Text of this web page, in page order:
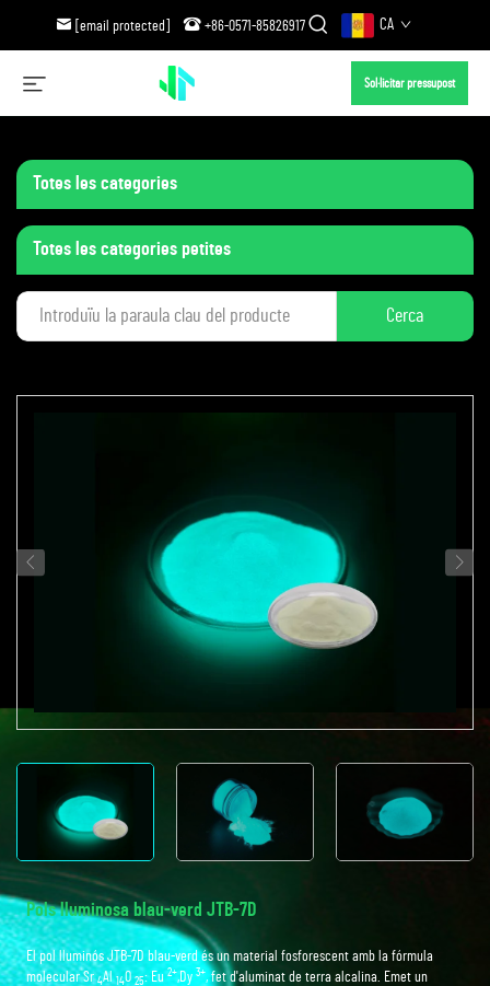
[email protected] +86-0571-85826917 CA
Sol·licitar pressupost
Totes les categories
Totes les categories petites
Cerca
Pols lluminosa blau-verd JTB-7D
El pol lluminós JTB-7D blau-verd és un material fosforescent amb la fórmula
molecular Sr4Al14O 25: Eu2+,Dy 3+, fet d'aluminat de terra alcalina. Emet un